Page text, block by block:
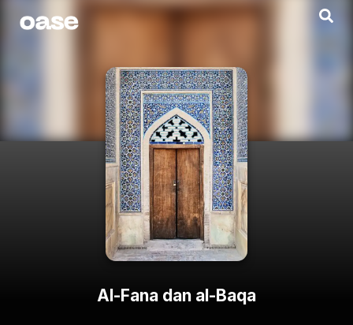
Al-Fana dan al-Baqa